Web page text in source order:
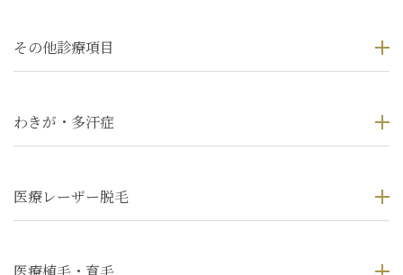
その他診療項目
わきが・多汗症
医療レーザー脱毛
医療植毛・育毛